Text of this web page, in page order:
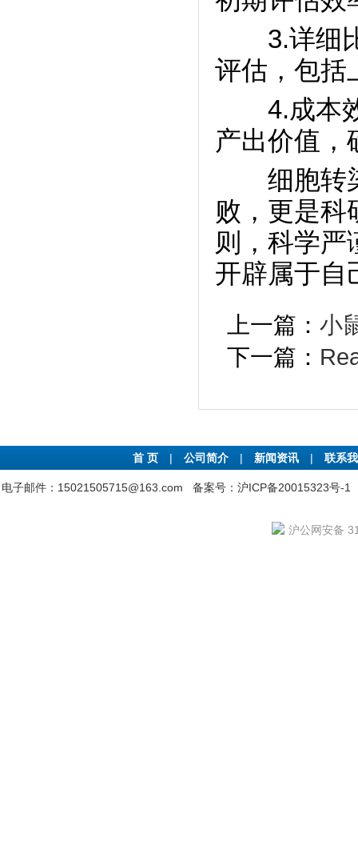
3.详细比
评估，包括
4.成本效
产出价值，
细胞转染
败，更是科
则，科学严
开辟属于自
上一篇： 小
下一篇：
首 页 | 公司简介 | 新闻资讯 | 联系
电子邮件：15021505715@163.com 备案号：沪ICP备20015323号-1
沪公网安备